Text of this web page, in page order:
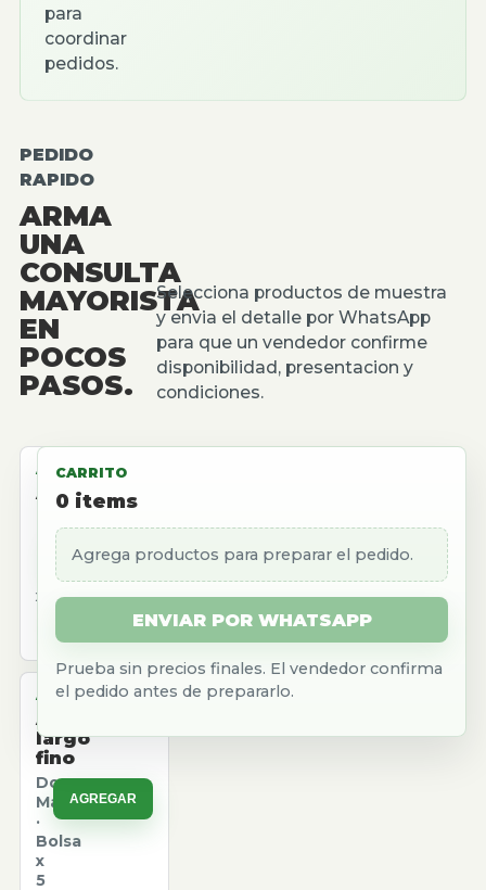
para
coordinar
pedidos.
PEDIDO
RAPIDO
ARMA
UNA
CONSULTA
MAYORISTA
EN
POCOS
PASOS.
Selecciona productos de muestra
y envia el detalle por WhatsApp
para que un vendedor confirme
disponibilidad, presentacion y
condiciones.
ALMACEN
Aceite
girasol
Natura
Caja
x
AGREGAR
ALMACEN
Arroz
largo
fino
Don
Marcos
·
Bolsa
x
5
AGREGAR
CARRITO
0 items
Agrega productos para preparar el pedido.
ENVIAR POR WHATSAPP
Prueba sin precios finales. El vendedor confirma
el pedido antes de prepararlo.